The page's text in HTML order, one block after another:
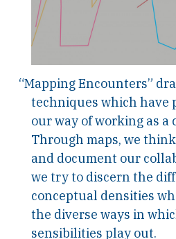
“Mapping Encounters”
techniques which have
our way of working as a
Through maps, we
and document our
we try to discern the
conceptual densities
the diverse ways in
sensibilities play out.